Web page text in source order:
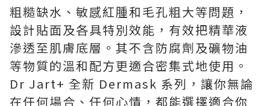
粗糙缺水、敏感紅腫和毛孔粗大等問題，
設計貼面及各具特別效能，有效把精華液
滲透至肌膚底層。其不含防腐劑及礦物油
等物質的溫和配方更適合密集式地使用。
Dr Jart+ 全新 Dermask 系列，讓你無論
在任何場合、任何心情，都能選擇適合你